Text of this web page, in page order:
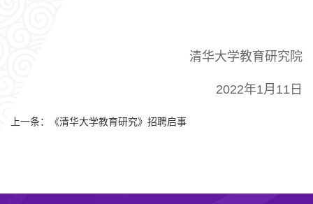
清华大学教育研究院
2022年1月11日
上一条： 《清华大学教育研究》招聘启事